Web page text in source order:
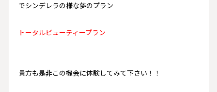
でシンデレラの様な夢のプラン
トータルビューティープラン
貴方も是非この機会に体験してみて下さい！！